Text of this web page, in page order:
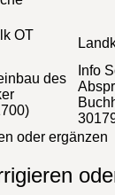
OT
des
Info
oder ergänzen